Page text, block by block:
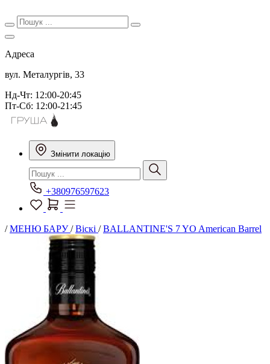
Адреса
вул. Металургів, 33
Нд-Чт: 12:00-20:45
Пт-Сб: 12:00-21:45
Змінити локацію
+380976597623
/МЕНЮ БАРУ/Віскі /BALLANTINE'S 7 YO American Barrel